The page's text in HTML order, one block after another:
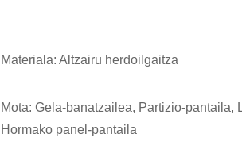
Materiala: Altzairu herdoilgaitza
Mota: Gela-banatzailea, Partizio-
Hormako panel-pantaila